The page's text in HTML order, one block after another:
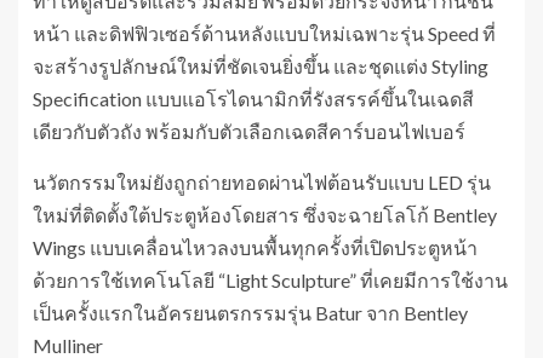
หน้า และดิฟฟิวเซอร์ด้านหลังแบบใหม่เฉพาะรุ่น Speed ที่
จะ​​สร้างรูปลักษณ์ใหม่ที่ชัดเจนยิ่งขึ้น และชุดแต่ง Styling
Specification แบบแอโรไดนามิกที่รังสรรค์ขึ้นในเฉดสี
เดียวกับตัวถัง พร้อมกับตัวเลือกเฉดสีคาร์บอนไฟเบอร์
นวัตกรรมใหม่ยังถูกถ่ายทอดผ่านไฟต้อนรับแบบ LED รุ่น
ใหม่ที่ติดตั้งใต้ประตูห้องโดยสาร ซึ่งจะฉายโลโก้ Bentley
Wings แบบเคลื่อนไหวลงบนพื้นทุกครั้งที่เปิดประตูหน้า
ด้วยการใช้เทคโนโลยี “Light Sculpture” ที่เคยมีการใช้งาน
เป็นครั้งแรกในอัครยนตรกรรมรุ่น Batur จาก Bentley
Mulliner